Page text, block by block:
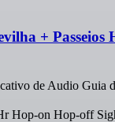
+ Passeios
de Audio Guia
Hop-on Hop-off